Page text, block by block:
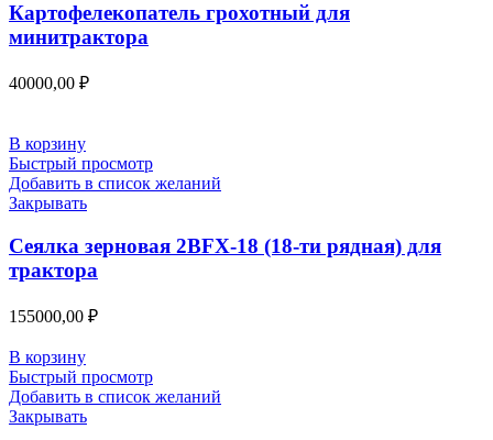
Картофелекопатель грохотный для
минитрактора
40000,00 ₽
В корзину
Быстрый просмотр
Добавить в список желаний
Закрывать
Сеялка зерновая 2BFX-18 (18-ти рядная) для
трактора
155000,00 ₽
В корзину
Быстрый просмотр
Добавить в список желаний
Закрывать